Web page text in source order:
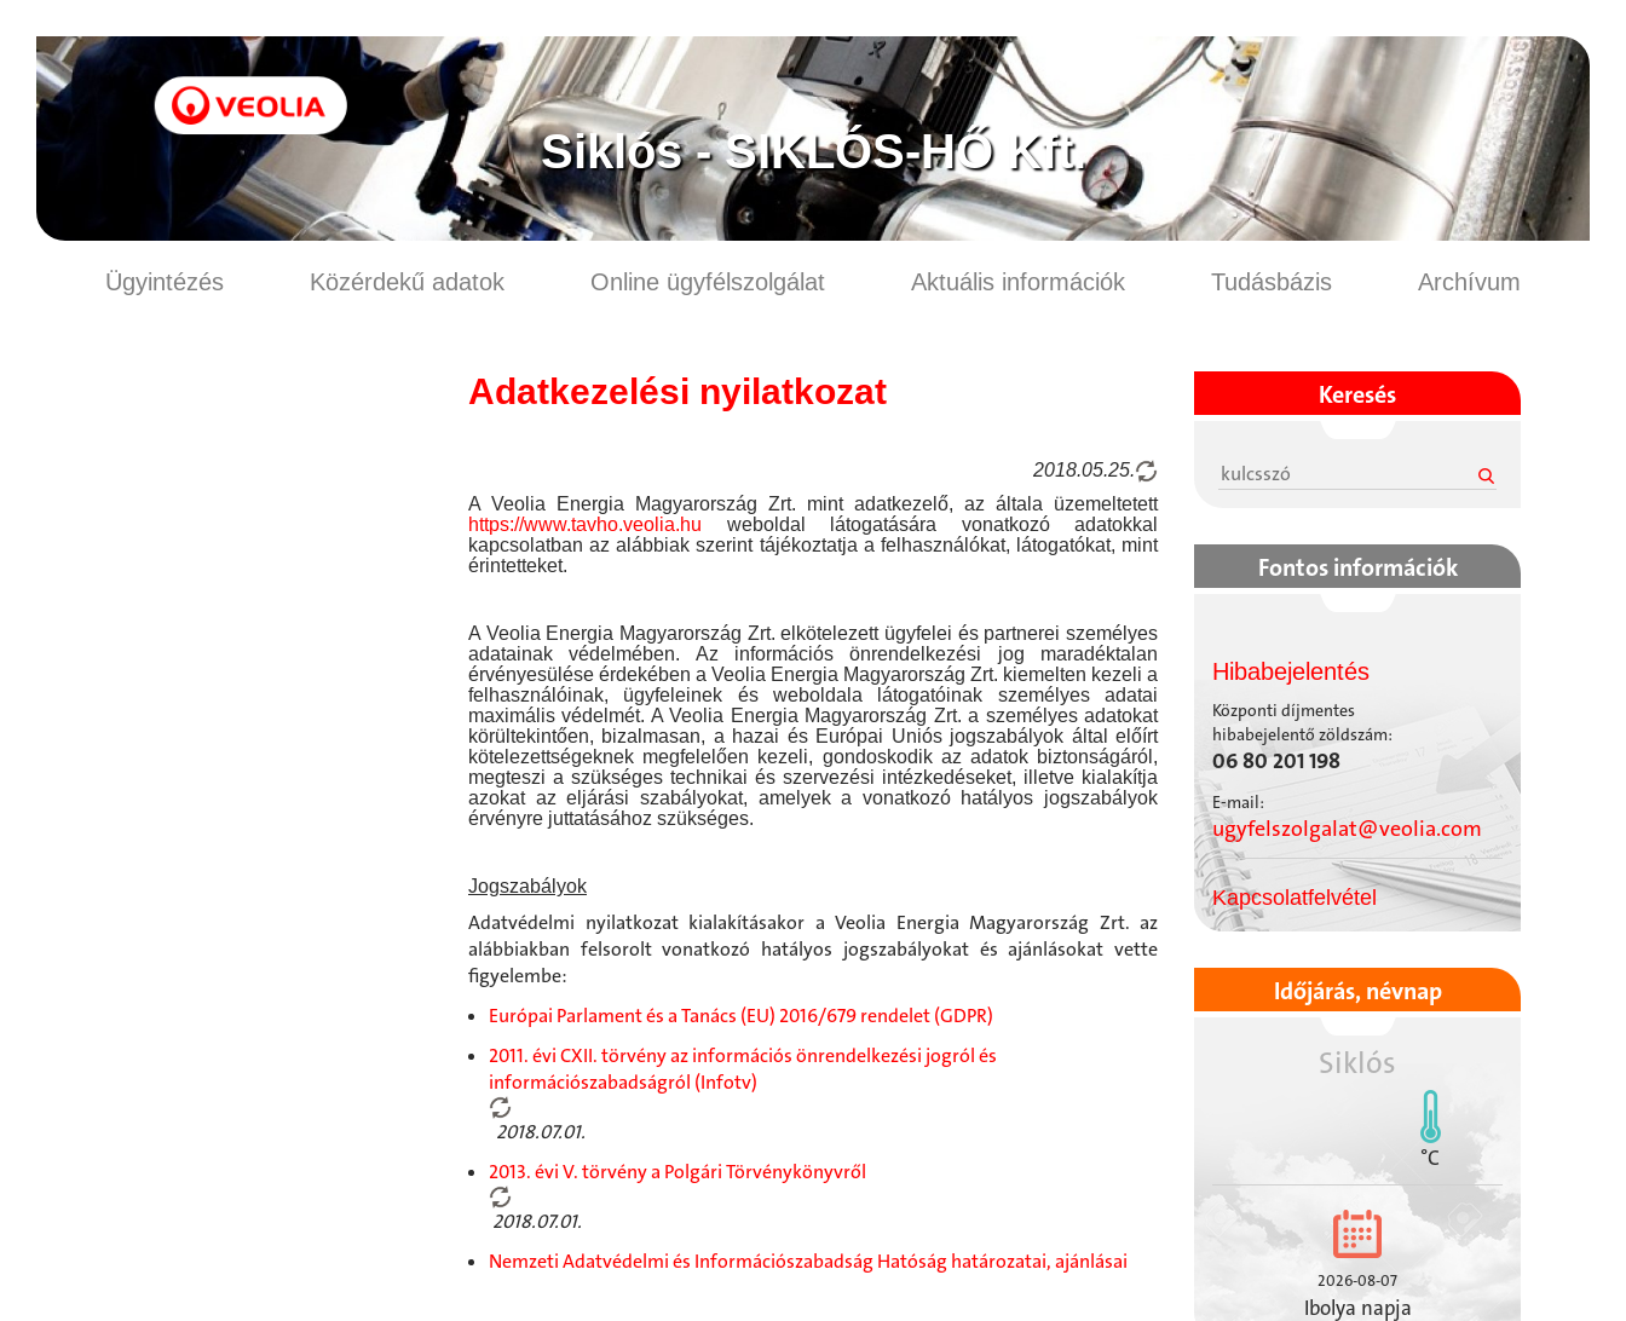
Siklós - SIKLÓS-HŐ Kft.
Ügyintézés Közérdekű adatok Online ügyfélszolgálat Aktuális információk Tudásbázis Archívum
Adatkezelési nyilatkozat
2018.05.25.
A Veolia Energia Magyarország Zrt. mint adatkezelő, az általa üzemeltetett
https://www.tavho.veolia.hu weboldal látogatására vonatkozó adatokkal
kapcsolatban az alábbiak szerint tájékoztatja a felhasználókat, látogatókat, mint
érintetteket.
A Veolia Energia Magyarország Zrt. elkötelezett ügyfelei és partnerei személyes
adatainak védelmében. Az információs önrendelkezési jog maradéktalan
érvényesülése érdekében a Veolia Energia Magyarország Zrt. kiemelten kezeli a
felhasználóinak, ügyfeleinek és weboldala látogatóinak személyes adatai
maximális védelmét. A Veolia Energia Magyarország Zrt. a személyes adatokat
körültekintően, bizalmasan, a hazai és Európai Uniós jogszabályok által előírt
kötelezettségeknek megfelelően kezeli, gondoskodik az adatok biztonságáról,
megteszi a szükséges technikai és szervezési intézkedéseket, illetve kialakítja
azokat az eljárási szabályokat, amelyek a vonatkozó hatályos jogszabályok
érvényre juttatásához szükséges.
Jogszabályok
Adatvédelmi nyilatkozat kialakításakor a Veolia Energia Magyarország Zrt. az
alábbiakban felsorolt vonatkozó hatályos jogszabályokat és ajánlásokat vette
figyelembe:
Európai Parlament és a Tanács (EU) 2016/679 rendelet (GDPR)
2011. évi CXII. törvény az információs önrendelkezési jogról és
információszabadságról (Infotv)
2018.07.01.
2013. évi V. törvény a Polgári Törvénykönyvről
2018.07.01.
Nemzeti Adatvédelmi és Információszabadság Hatóság határozatai, ajánlásai
Keresés
Fontos információk
Hibabejelentés
Központi díjmentes
hibabejelentő zöldszám:
06 80 201 198
E-mail:
ugyfelszolgalat@veolia.com
Kapcsolatfelvétel
Időjárás, névnap
Siklós
°C
2026-08-07
Ibolya napja